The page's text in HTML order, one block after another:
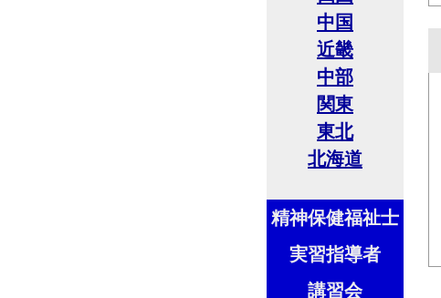
中国
近畿
中部
関東
東北
北海道
精神保健福祉士
実習指導者
講習会